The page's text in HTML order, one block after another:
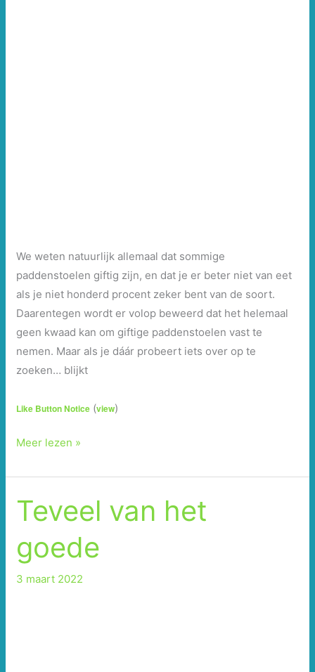
We weten natuurlijk allemaal dat sommige
paddenstoelen giftig zijn, en dat je er beter niet van eet
als je niet honderd procent zeker bent van de soort.
Daarentegen wordt er volop beweerd dat het helemaal
geen kwaad kan om giftige paddenstoelen vast te
nemen. Maar als je dáár probeert iets over op te
zoeken… blijkt
Like Button Notice (view)
Toch
aan
de
paddo’s
Meer lezen »
Teveel van het
goede
3 maart 2022